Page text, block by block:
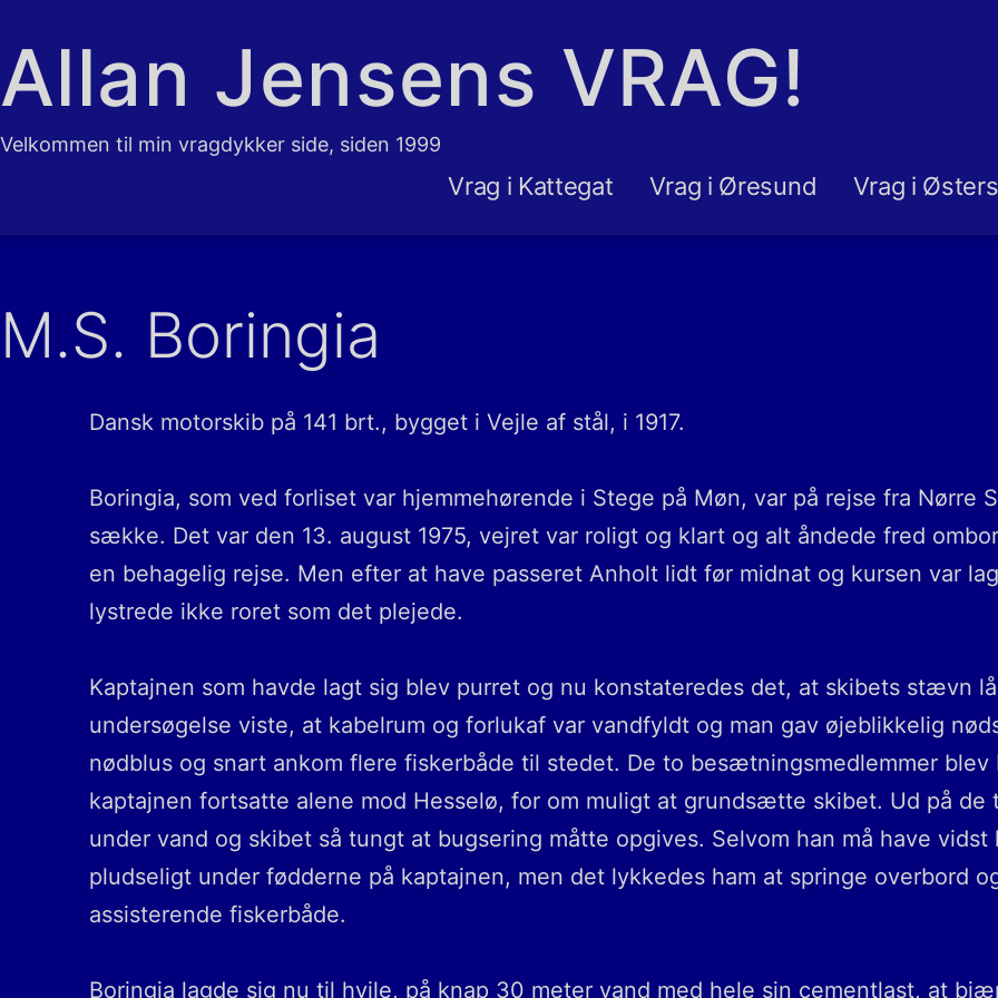
til
indhold
Allan Jensens VRAG!
Velkommen til min vragdykker side, siden 1999
Vrag i Kattegat Vrag i Øresund Vrag i
M.S. Boringia
Dansk motorskib på 141 brt., bygget i Vejle af stål, i 1917.
Boringia, som ved forliset var hjemmehørende i Stege på Møn, var på rejse fra Nørre
sække. Det var den 13. august 1975, vejret var roligt og klart og alt åndede fred
en behagelig rejse. Men efter at have passeret Anholt lidt før midnat og kursen var
lystrede ikke roret som det plejede.
Kaptajnen som havde lagt sig blev purret og nu konstateredes det, at skibets stævn
undersøgelse viste, at kabelrum og forlukaf var vandfyldt og man gav øjeblikkelig
nødblus og snart ankom flere fiskerbåde til stedet. De to besætningsmedlemmer
kaptajnen fortsatte alene mod Hesselø, for om muligt at grundsætte skibet. Ud på
under vand og skibet så tungt at bugsering måtte opgives. Selvom han må have
pludseligt under fødderne på kaptajnen, men det lykkedes ham at springe overbord
assisterende fiskerbåde.
Boringia lagde sig nu til hvile, på knap 30 meter vand med hele sin cementlast, at